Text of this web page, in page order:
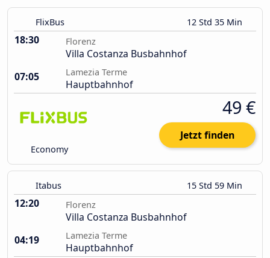
FlixBus 12 Std 35 Min
18:30 Florenz
Villa Costanza Busbahnhof
07:05
Lamezia Terme
Hauptbahnhof
Economy
49 €
Jetzt finden
Itabus 15 Std 59 Min
12:20 Florenz
Villa Costanza Busbahnhof
04:19
Lamezia Terme
Hauptbahnhof